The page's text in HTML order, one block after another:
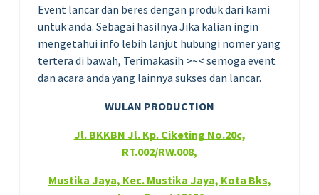
Event lancar dan beres dengan produk dari kami
untuk anda. Sebagai hasilnya Jika kalian ingin
mengetahui info lebih lanjut hubungi nomer yang
tertera di bawah, Terimakasih >~< semoga event
dan acara anda yang lainnya sukses dan lancar.
WULAN PRODUCTION
Jl. BKKBN Jl. Kp. Ciketing No.20c,
RT.002/RW.008,
Mustika Jaya, Kec. Mustika Jaya, Kota Bks,